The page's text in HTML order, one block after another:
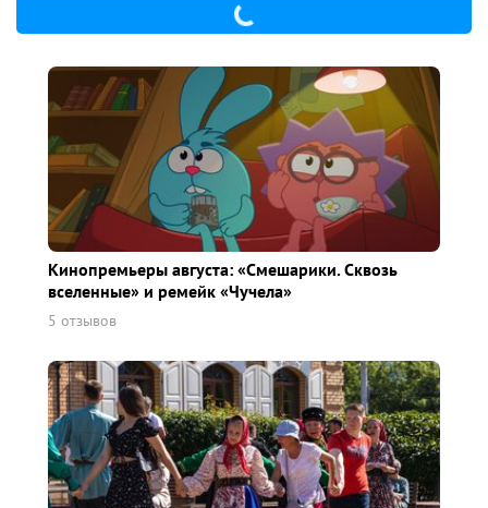
Кинопремьеры августа: «Смешарики. Сквозь
вселенные» и ремейк «Чучела»
5 отзывов